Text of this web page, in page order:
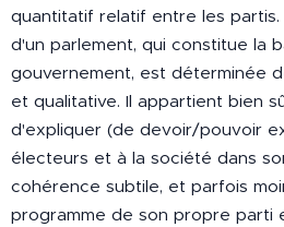
quantitatif relatif entre les partis.
d'un parlement, qui constitue la
gouvernement, est déterminée
et qualitative. Il appartient bien
d'expliquer (de devoir/pouvoir
électeurs et à la société dans
cohérence subtile, et parfois
programme de son propre parti